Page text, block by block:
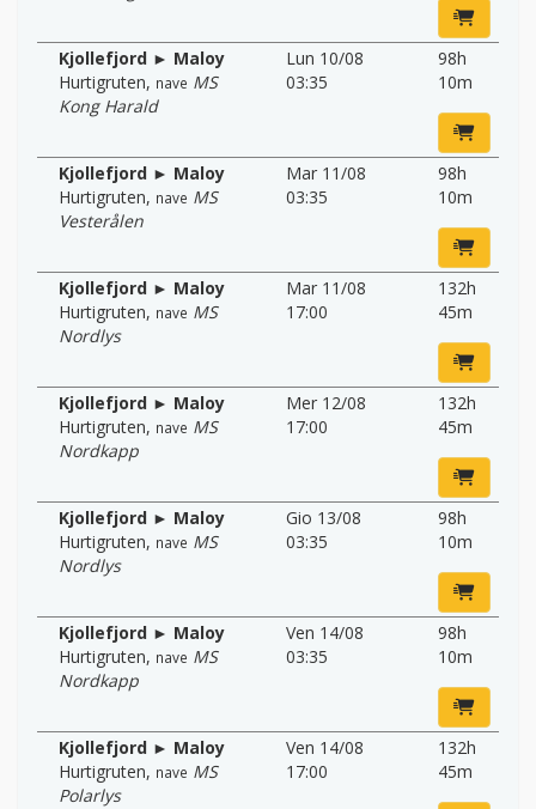
Kjollefjord ► Maloy
Hurtigruten, nave MS
Kong Harald
Lun 10/08
03:35
98h
10m
Kjollefjord ► Maloy
Hurtigruten, nave MS
Vesterålen
Mar 11/08
03:35
98h
10m
Kjollefjord ► Maloy
Hurtigruten, nave MS
Nordlys
Mar 11/08
17:00
132h
45m
Kjollefjord ► Maloy
Hurtigruten, nave MS
Nordkapp
Mer 12/08
17:00
132h
45m
Kjollefjord ► Maloy
Hurtigruten, nave MS
Nordlys
Gio 13/08
03:35
98h
10m
Kjollefjord ► Maloy
Hurtigruten, nave MS
Nordkapp
Ven 14/08
03:35
98h
10m
Kjollefjord ► Maloy
Hurtigruten, nave MS
Polarlys
Ven 14/08
17:00
132h
45m